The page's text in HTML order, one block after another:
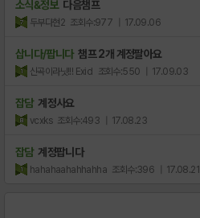
소식&정보 다음챔프
두부다현2 조회수:977 | 17.09.06
삽니다/팝니다 챔프 2개 계정팔아요
신곡이라닛!!! Exid 조회수:550 | 17.09.03
잡담 계정사요
vcxks 조회수:493 | 17.08.23
잡담 계정팝니다
hahahaahahhahha 조회수:396 | 17.08.21